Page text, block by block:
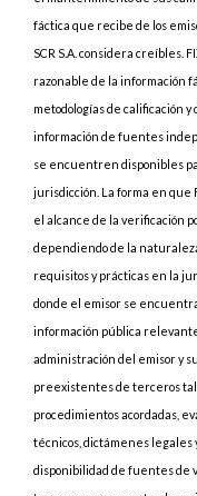
fáctica que recibe de los
SCR S.A. considera creíbles.
razonable de la información
metodologías de calificación
información de fuentes
se encuentren disponibles
jurisdicción. La forma en que
el alcance de la verificación
dependiendo de la
requisitos y prácticas en la
donde el emisor se
información pública
administración del emisor y
preexistentes de terceros
procedimientos acordadas,
técnicos, dictámenes legales
disponibilidad de fuentes de